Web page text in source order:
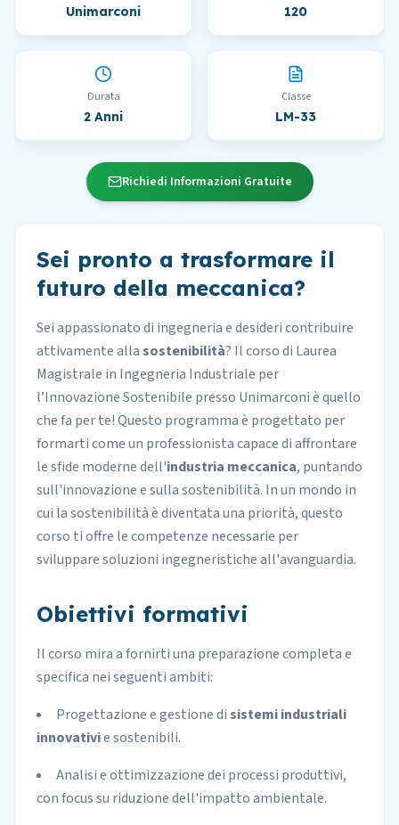
Unimarconi 120
Durata
2 Anni
Classe
LM-33
Richiedi Informazioni Gratuite
Sei pronto a trasformare il
futuro della meccanica?
Sei appassionato di ingegneria e desideri contribuire
attivamente allasostenibilità? Il corso di Laurea
Magistrale in Ingegneria Industriale per
l’Innovazione Sostenibile presso Unimarconiè quello
che fa per te! Questo programma è progettato per
formarti come un professionista capace di affrontare
le sfide moderne dell'industria meccanica, puntando
sull'innovazione e sulla sostenibilità. In un mondo in
cui la sostenibilità è diventata una priorità, questo
corso ti offre le competenze necessarie per
sviluppare soluzioni ingegneristiche all'avanguardia.
Obiettivi formativi
Il corso mira a fornirti una preparazione completa e
specifica nei seguenti ambiti:
Progettazione e gestione disistemi industriali
innovativie sostenibili.
Analisi e ottimizzazione dei processi produttivi,
con focus su riduzione dell'impatto ambientale.